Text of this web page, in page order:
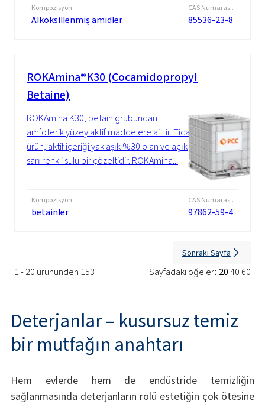
Kompozisyon
Alkoksillenmiş amidler
CAS Numarası.
85536-23-8
ROKAmina®K30 (Cocamidopropyl
Betaine)
ROKAmina K30, betain grubundan
amfoterik yüzey aktif maddelere aittir. Ticari
ürün, aktif içeriği yaklaşık %30 olan ve açık
sarı renkli sulu bir çözeltidir. ROKAmina...
Kompozisyon
betainler
CAS Numarası.
97862-59-4
1 - 20 ürününden 153 Sayfadaki öğeler: 2040 60
Sonraki Sayfa
Deterjanlar – kusursuz temiz
bir mutfağın anahtarı
Hem evlerde hem de endüstride temizliğin
sağlanmasında deterjanların rolü estetiğin çok ötesine